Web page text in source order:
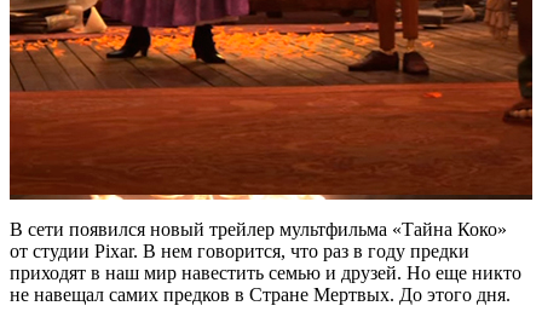
В сети появился новый трейлер мультфильма «Тайна Коко»
от студии Pixar. В нем говорится, что раз в году предки
приходят в наш мир навестить семью и друзей. Но еще никто
не навещал самих предков в Стране Мертвых. До этого дня.